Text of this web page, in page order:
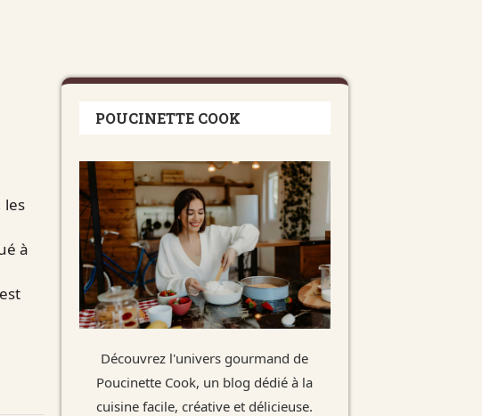
les
à
POUCINETTE COOK
Découvrez l'univers gourmand de
Poucinette Cook, un blog dédié à la
cuisine facile, créative et délicieuse.